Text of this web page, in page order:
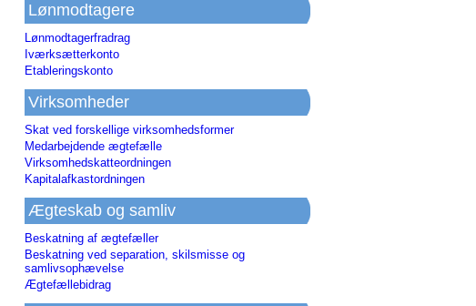
Lønmodtagere
Lønmodtagerfradrag
Iværksætterkonto
Etableringskonto
Virksomheder
Skat ved forskellige virksomhedsformer
Medarbejdende ægtefælle
Virksomhedskatteordningen
Kapitalafkastordningen
Ægteskab og samliv
Beskatning af ægtefæller
Beskatning ved separation, skilsmisse og
samlivsophævelse
Ægtefællebidrag